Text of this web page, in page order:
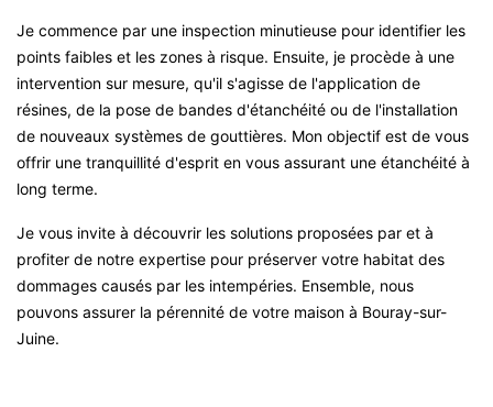
Je commence par une inspection minutieuse pour identifier les
points faibles et les zones à risque. Ensuite, je procède à une
intervention sur mesure, qu'il s'agisse de l'application de
résines, de la pose de bandes d'étanchéité ou de l'installation
de nouveaux systèmes de gouttières. Mon objectif est de vous
offrir une tranquillité d'esprit en vous assurant une étanchéité à
long terme.
Je vous invite à découvrir les solutions proposées par et à
profiter de notre expertise pour préserver votre habitat des
dommages causés par les intempéries. Ensemble, nous
pouvons assurer la pérennité de votre maison à Bouray-sur-
Juine.